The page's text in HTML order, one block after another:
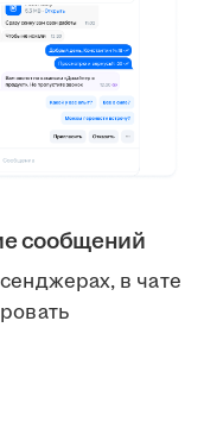
сообщений
в чате